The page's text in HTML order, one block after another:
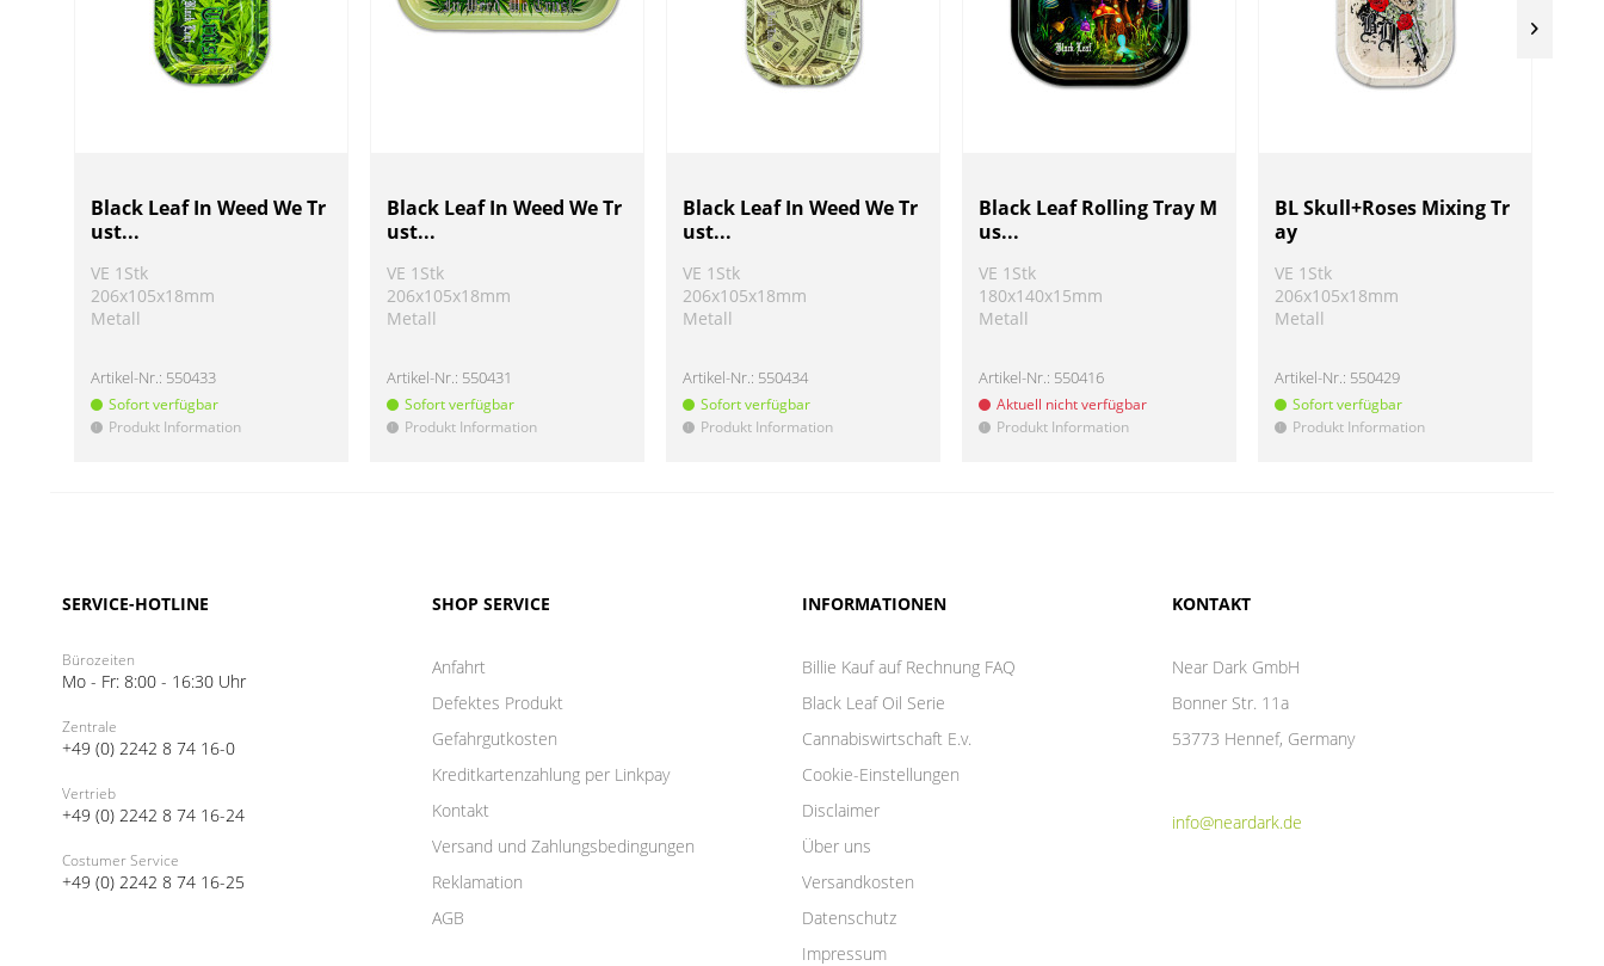
Black Leaf In Weed We Tr
ust...
VE 1Stk
206x105x18mm
Metall
Artikel-Nr.: 550433
Sofort verfügbar
! Produkt Information
Black Leaf In Weed We Tr
ust...
VE 1Stk
206x105x18mm
Metall
Artikel-Nr.: 550431
Sofort verfügbar
! Produkt Information
Black Leaf In Weed We Tr
ust...
VE 1Stk
206x105x18mm
Metall
Artikel-Nr.: 550434
Sofort verfügbar
! Produkt Information
Black Leaf Rolling Tray M
us...
VE 1Stk
180x140x15mm
Metall
Artikel-Nr.: 550416
Aktuell nicht verfügbar
! Produkt Information
BL Skull+Roses Mixing Tr
ay
VE 1Stk
206x105x18mm
Metall
Artikel-Nr.: 550429
Sofort verfügbar
! Produkt Information
SERVICE-HOTLINE
Bürozeiten
Mo - Fr: 8:00 - 16:30 Uhr
Zentrale
+49 (0) 2242 8 74 16-0
Vertrieb
+49 (0) 2242 8 74 16-24
Costumer Service
+49 (0) 2242 8 74 16-25
SHOP SERVICE
Anfahrt
Defektes Produkt
Gefahrgutkosten
Kreditkartenzahlung per Linkpay
Kontakt
Versand und Zahlungsbedingungen
Reklamation
AGB
INFORMATIONEN
Billie Kauf auf Rechnung FAQ
Black Leaf Oil Serie
Cannabiswirtschaft E.v.
Cookie-Einstellungen
Disclaimer
Über uns
Versandkosten
Datenschutz
Impressum
KONTAKT
Near Dark GmbH
Bonner Str. 11a
53773 Hennef, Germany
info@neardark.de